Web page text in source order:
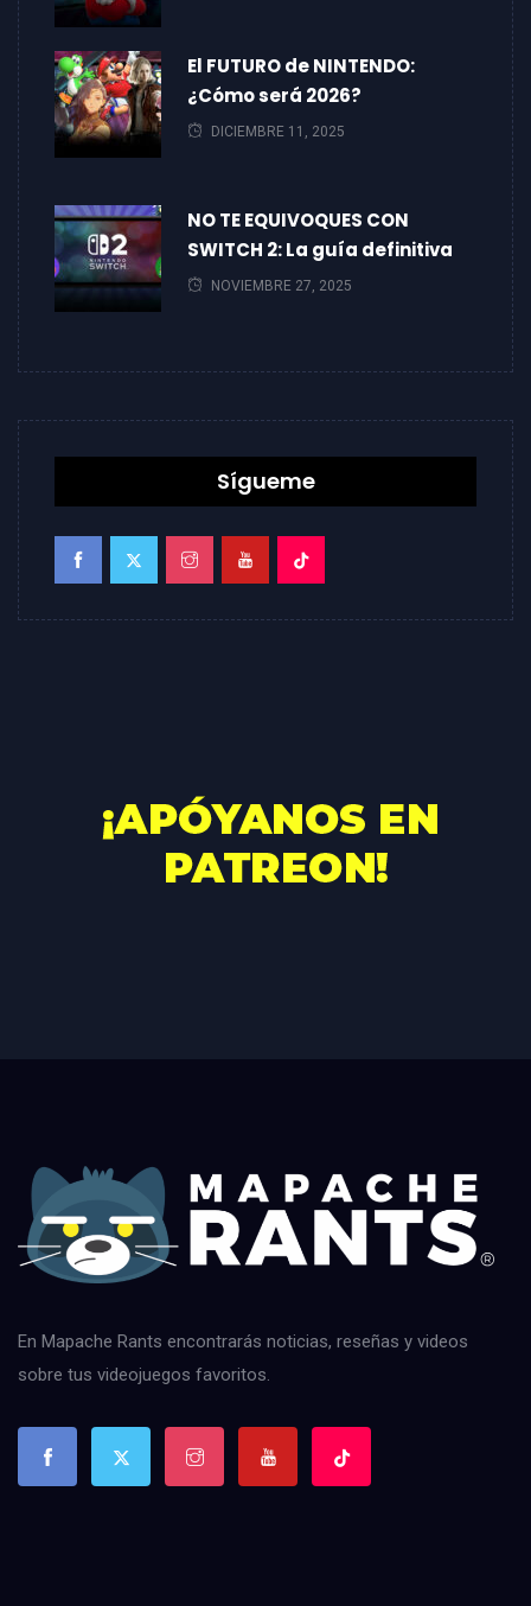
El FUTURO de NINTENDO:
¿Cómo será 2026?
DICIEMBRE 11, 2025
NO TE EQUIVOQUES CON
SWITCH 2: La guía definitiva
NOVIEMBRE 27, 2025
Sígueme
En Mapache Rants encontrarás noticias, reseñas y videos
sobre tus videojuegos favoritos.